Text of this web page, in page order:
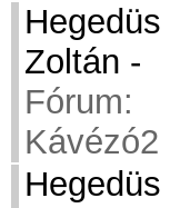
Hegedüs
Zoltán -
Fórum:
Kávézó2
Hegedüs